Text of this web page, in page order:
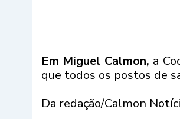
Em Miguel Calmon, a
que todos os postos de
Da redação/Calmon